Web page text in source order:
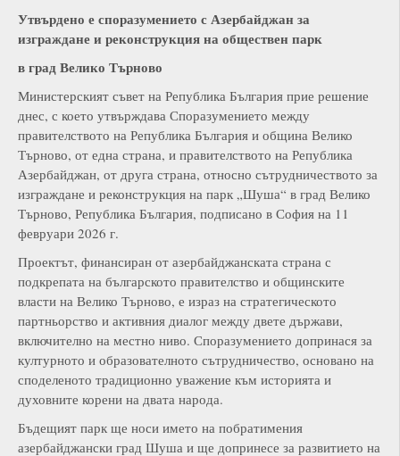
Утвърдено е споразумението с Азербайджан за
изграждане и реконструкция на обществен парк
в град Велико Търново
Министерският съвет на Република България прие решение
днес, с което утвърждава Споразумението между
правителството на Република България и община Велико
Търново, от една страна, и правителството на Република
Азербайджан, от друга страна, относно сътрудничеството за
изграждане и реконструкция на парк „Шуша“ в град Велико
Търново, Република България, подписано в София на 11
февруари 2026 г.
Проектът, финансиран от азербайджанската страна с
подкрепата на българското правителство и общинските
власти на Велико Търново, е израз на стратегическото
партньорство и активния диалог между двете държави,
включително на местно ниво. Споразумението допринася за
културното и образователното сътрудничество, основано на
споделеното традиционно уважение към историята и
духовните корени на двата народа.
Бъдещият парк ще носи името на побратимения
азербайджански град Шуша и ще допринесе за развитието на